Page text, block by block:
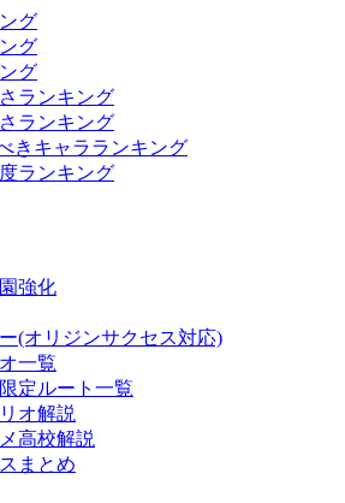
グ
グ
グ
ランキング
ランキング
きキャラランキング
ランキング
強化
(オリジンサクセス対応)
一覧
定ルート一覧
オ解説
高校解説
まとめ